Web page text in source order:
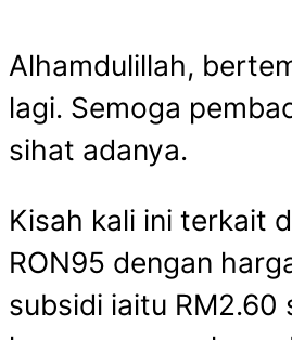
Alhamdulillah,
lagi. Semoga
sihat adanya.
Kisah kali ini terkait
RON95 dengan
subsidi iaitu RM2.60